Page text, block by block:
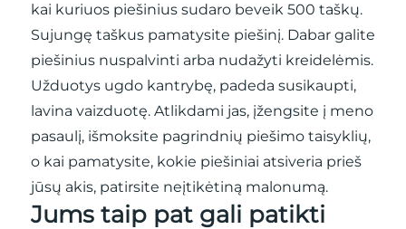
kai kuriuos piešinius sudaro beveik 500 taškų.
Sujungę taškus pamatysite piešinį. Dabar galite
piešinius nuspalvinti arba nudažyti kreidelėmis.
Užduotys ugdo kantrybę, padeda susikaupti,
lavina vaizduotę. Atlikdami jas, įžengsite į meno
pasaulį, išmoksite pagrindnių piešimo taisyklių,
o kai pamatysite, kokie piešiniai atsiveria prieš
jūsų akis, patirsite neįtikėtiną malonumą.
Jums taip pat gali patikti